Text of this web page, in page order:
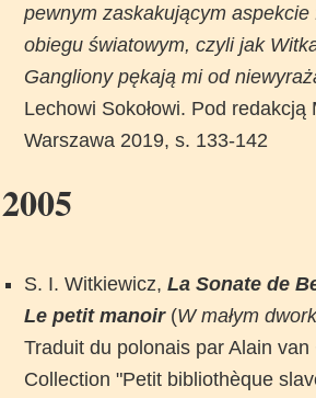
pewnym zaskakującym
obiegu światowym, czyli jak
Gangliony pękają mi od
Lechowi Sokołowi. Pod
Warszawa 2019, s. 133-142
2005
S. I. Witkiewicz, La Sonate de
Le petit manoir (W małym
Traduit du polonais par Alain
Collection "Petit bibliothèque